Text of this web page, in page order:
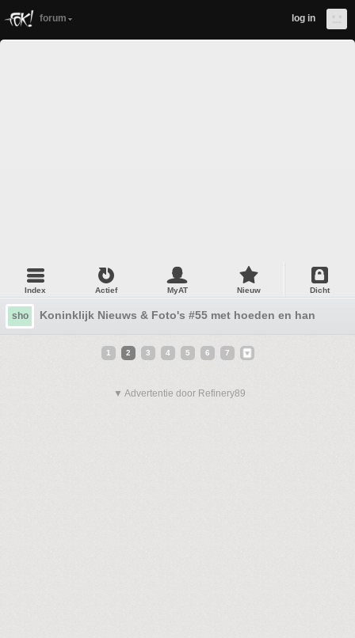
forum log in
Index Actief MyAT Nieuw Dicht
sho Koninklijk Nieuws & Foto's #55 met hoeden en
1 2 3 4 5 6 7
▼ Advertentie door Refinery89